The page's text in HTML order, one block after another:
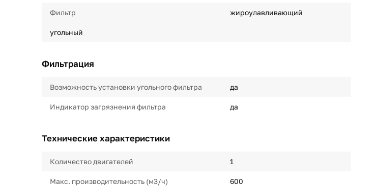
Фильтр жироулавливающий
угольный
Фильтрация
Возможность установки угольного фильтра да
Индикатор загрязнения фильтра да
Технические характеристики
Количество двигателей 1
Макс. производительность (м3/ч) 600